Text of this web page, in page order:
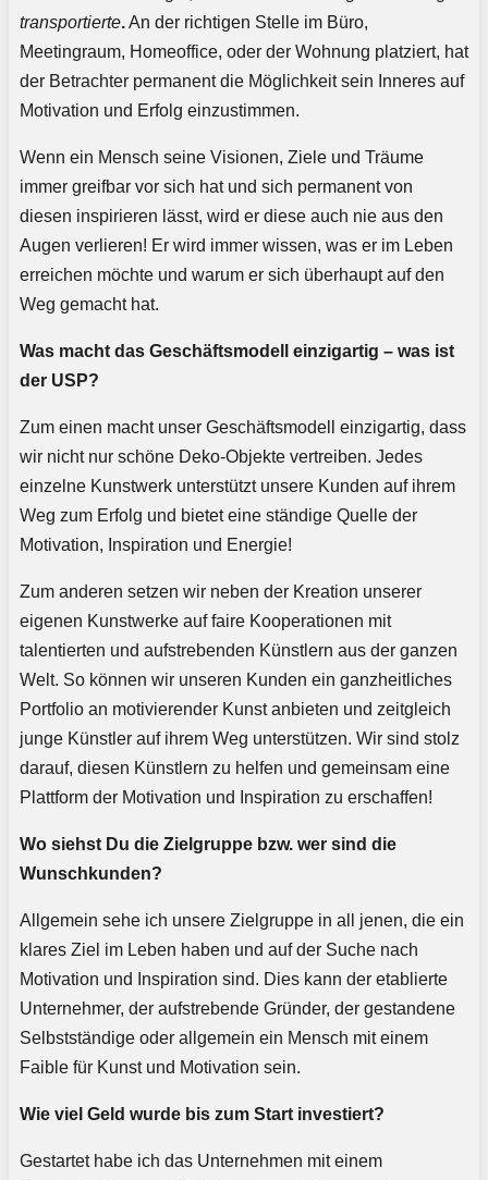
transportierte.An der richtigen Stelle im Büro,
Meetingraum, Homeoffice, oder der Wohnung platziert, hat
der Betrachter permanent die Möglichkeit sein Inneres auf
Motivation und Erfolg einzustimmen.
Wenn ein Mensch seine Visionen, Ziele und Träume
immer greifbar vor sich hat und sich permanent von
diesen inspirieren lässt, wird er diese auch nie aus den
Augen verlieren! Er wird immer wissen, was er im Leben
erreichen möchte und warum er sich überhaupt auf den
Weg gemacht hat.
Was macht das Geschäftsmodell einzigartig – was ist
der USP?
Zum einen macht unser Geschäftsmodell einzigartig, dass
wir nicht nur schöne Deko-Objekte vertreiben. Jedes
einzelne Kunstwerk unterstützt unsere Kunden auf ihrem
Weg zum Erfolg und bietet eine ständige Quelle der
Motivation, Inspiration und Energie!
Zum anderen setzen wir neben der Kreation unserer
eigenen Kunstwerke auf faire Kooperationen mit
talentierten und aufstrebenden Künstlern aus der ganzen
Welt. So können wir unseren Kunden ein ganzheitliches
Portfolio an motivierender Kunst anbieten und zeitgleich
junge Künstler auf ihrem Weg unterstützen. Wir sind stolz
darauf, diesen Künstlern zu helfen und gemeinsam eine
Plattform der Motivation und Inspiration zu erschaffen!
Wo siehst Du die Zielgruppe bzw. wer sind die
Wunschkunden?
Allgemein sehe ich unsere Zielgruppe in all jenen, die ein
klares Ziel im Leben haben und auf der Suche nach
Motivation und Inspiration sind. Dies kann der etablierte
Unternehmer, der aufstrebende Gründer, der gestandene
Selbstständige oder allgemein ein Mensch mit einem
Faible für Kunst und Motivation sein.
Wie viel Geld wurde bis zum Start investiert?
Gestartet habe ich das Unternehmen mit einem